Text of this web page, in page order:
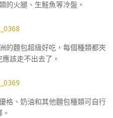
的火腿、生鮭魚等冷盤。
的麵包超級好吃，每個種類都夾
該走不出去了。
格、奶油和其他麵包種類可自行